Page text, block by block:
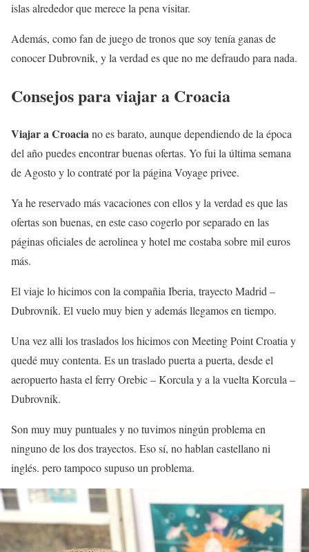
islas alrededor que merece la pena visitar.
Además, como fan de juego de tronos que soy tenía ganas de
conocer Dubrovnik, y la verdad es que no me defraudo para nada.
Consejos para viajar a Croacia
Viajar a Croaciano es barato, aunque dependiendo de la época
del año puedes encontrar buenas ofertas. Yo fui la última semana
de Agosto y lo contraté por la página Voyage privee.
Ya he reservado más vacaciones con ellos y la verdad es que las
ofertas son buenas, en este caso cogerlo por separado en las
páginas oficiales de aerolinea y hotel me costaba sobre mil euros
más.
El viaje lo hicimos con la compañia Iberia, trayecto Madrid –
Dubrovnik. El vuelo muy bien y además llegamos en tiempo.
Una vez alli los traslados los hicimos con Meeting Point Croatia y
quedé muy contenta. Es un traslado puerta a puerta, desde el
aeropuerto hasta el ferry Orebic – Korcula y a la vuelta Korcula –
Dubrovnik.
Son muy muy puntuales y no tuvimos ningún problema en
ninguno de los dos trayectos. Eso sí, no hablan castellano ni
inglés. pero tampoco supuso un problema.